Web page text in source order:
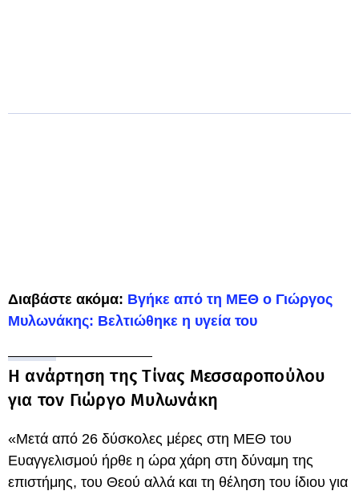
Διαβάστε ακόμα: Βγήκε από τη ΜΕΘ ο Γιώργος
Μυλωνάκης: Βελτιώθηκε η υγεία του
Η ανάρτηση της Τίνας Μεσσαροπούλου
για τον Γιώργο Μυλωνάκη
«Μετά από 26 δύσκολες μέρες στη ΜΕΘ του
Ευαγγελισμού ήρθε η ώρα χάρη στη δύναμη της
επιστήμης, του Θεού αλλά και τη θέληση του ίδιου για